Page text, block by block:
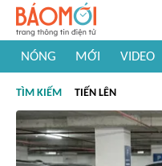
NÓNG MỚI VIDEO
#Khám phá thế giới
TÌM KIẾM TIẾN LÊN